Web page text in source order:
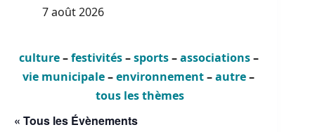
7 août 2026
culture–festivités–sports–associations–
vie municipale–environnement–autre–
tous les thèmes
« Tous les Évènements